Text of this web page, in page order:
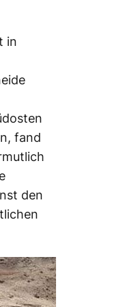
in
fand
den